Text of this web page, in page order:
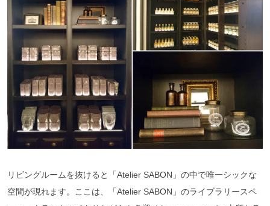
リビングルームを抜けると「Atelier SABON」の中で唯一シックな
空間が現れます。ここは、「Atelier SABON」のライブラリースペ